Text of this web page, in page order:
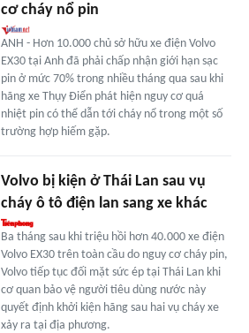
cơ cháy nổ pin
ANH - Hơn 10.000 chủ sở hữu xe điện Volvo
EX30 tại Anh đã phải chấp nhận giới hạn sạc
pin ở mức 70% trong nhiều tháng qua sau khi
hãng xe Thụy Điển phát hiện nguy cơ quá
nhiệt pin có thể dẫn tới cháy nổ trong một số
trường hợp hiếm gặp.
Volvo bị kiện ở Thái Lan sau vụ
cháy ô tô điện lan sang xe khác
Ba tháng sau khi triệu hồi hơn 40.000 xe điện
Volvo EX30 trên toàn cầu do nguy cơ cháy pin,
Volvo tiếp tục đối mặt sức ép tại Thái Lan khi
cơ quan bảo vệ người tiêu dùng nước này
quyết định khởi kiện hãng sau hai vụ cháy xe
xảy ra tại địa phương.